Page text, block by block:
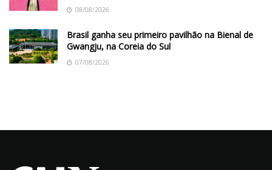
08/08/2026
Brasil ganha seu primeiro pavilhão na Bienal de
Gwangju, na Coreia do Sul
07/08/2026